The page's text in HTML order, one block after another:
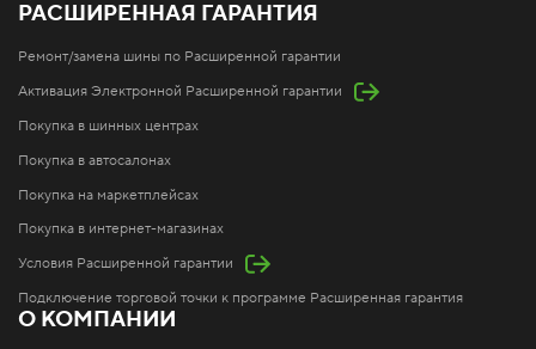
РАСШИРЕННАЯ ГАРАНТИЯ
Ремонт/замена шины по Расширенной гарантии
Активация Электронной Расширенной гарантии
Покупка в шинных центрах
Покупка в автосалонах
Покупка на маркетплейсах
Покупка в интернет-магазинах
Условия Расширенной гарантии
Подключение торговой точки к программе Расширенная гарантия
О КОМПАНИИ